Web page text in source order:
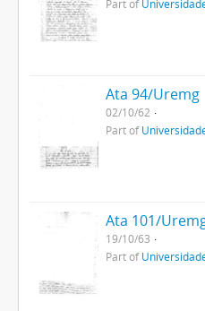
Part of
Ata 94/Uremg
02/10/62
Part of
Ata 101/
19/10/63
Part of